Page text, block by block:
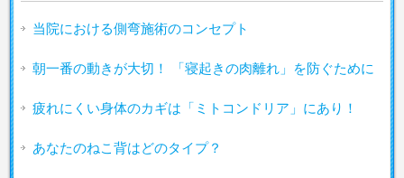
当院における側弯施術のコンセプト
朝一番の動きが大切！ 「寝起きの肉離れ」を防ぐために
疲れにくい身体のカギは「ミトコンドリア」にあり！
あなたのねこ背はどのタイプ？